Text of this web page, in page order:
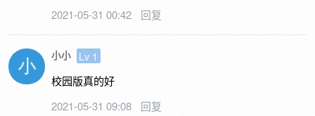
2021-05-31 00:42 回复
小小
Lv 1
校园版真的好
2021-05-31 09:08
回复